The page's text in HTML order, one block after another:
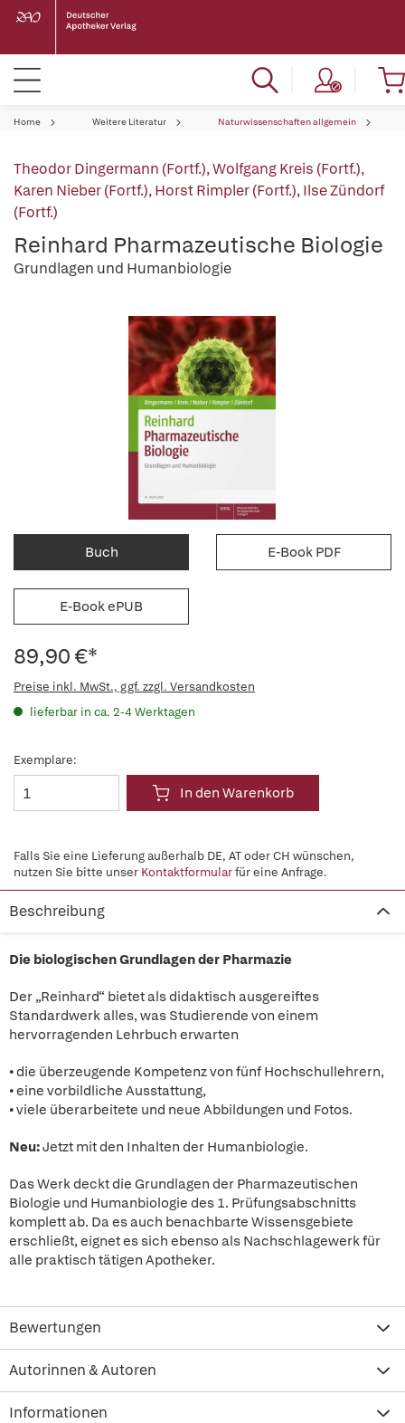
Home Weitere Literatur Naturwissenschaften allgemein
Theodor Dingermann (Fortf.),Wolfgang Kreis (Fortf.),
Karen Nieber (Fortf.),Horst Rimpler (Fortf.),Ilse Zündorf
(Fortf.)
Reinhard Pharmazeutische Biologie
Grundlagen und Humanbiologie
Buch E-Book PDF
E-Book ePUB
89,90 €*
Preise inkl. MwSt., ggf. zzgl. Versandkosten
lieferbar in ca. 2-4 Werktagen
Exemplare:
In den Warenkorb
Falls Sie eine Lieferung außerhalb DE, AT oder CH wünschen,
nutzen Sie bitte unser Kontaktformularfür eine Anfrage.
Beschreibung
Die biologischen Grundlagen der Pharmazie
Der „Reinhard“ bietet als didaktisch ausgereiftes
Standardwerk alles, was Studierende von einem
hervorragenden Lehrbuch erwarten
• die überzeugende Kompetenz von fünf Hochschullehrern,
• eine vorbildliche Ausstattung,
• viele überarbeitete und neue Abbildungen und Fotos.
Neu:Jetzt mit den Inhalten der Humanbiologie.
Das Werk deckt die Grundlagen der Pharmazeutischen
Biologie und Humanbiologie des 1. Prüfungsabschnitts
komplett ab. Da es auch benachbarte Wissensgebiete
erschließt, eignet es sich ebenso als Nachschlagewerk für
alle praktisch tätigen Apotheker.
Bewertungen
Autorinnen & Autoren
Informationen